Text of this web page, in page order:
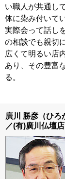
い職人が共通し
体に染み付いて
実際会って話し
の相談でも親切
広くて明るい店
あり、その豊富
る。
廣川 勝彦（ひろ
／(有)廣川仏壇